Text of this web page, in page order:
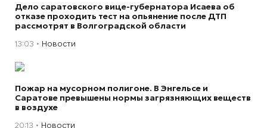
Дело саратовского вице-губернатора Исаева об
отказе проходить тест на опьянение после ДТП
рассмотрят в Волгоградской области
13:03 Новости
Пожар на мусорном полигоне. В Энгельсе и
Саратове превышены нормы загрязняющих веществ
в воздухе
20:13 Новости